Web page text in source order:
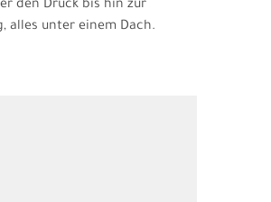
den Druck bis hin zur
alles unter einem Dach.